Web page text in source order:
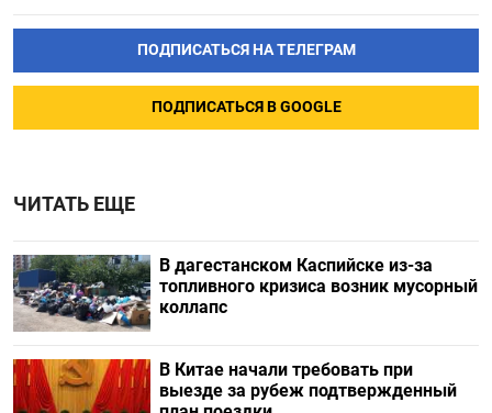
ПОДПИСАТЬСЯ НА ТЕЛЕГРАМ
ПОДПИСАТЬСЯ В GOOGLE
ЧИТАТЬ ЕЩЕ
В дагестанском Каспийске из-за
топливного кризиса возник мусорный
коллапс
В Китае начали требовать при
выезде за рубеж подтвержденный